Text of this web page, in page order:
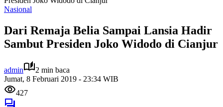
Nasional
Dari Remaja Belia Sampai Lansia Hadir
Sambut Presiden Joko Widodo di Cianjur
admin
2 min baca
Jumat, 8 Februari 2019 - 23:34 WIB
427